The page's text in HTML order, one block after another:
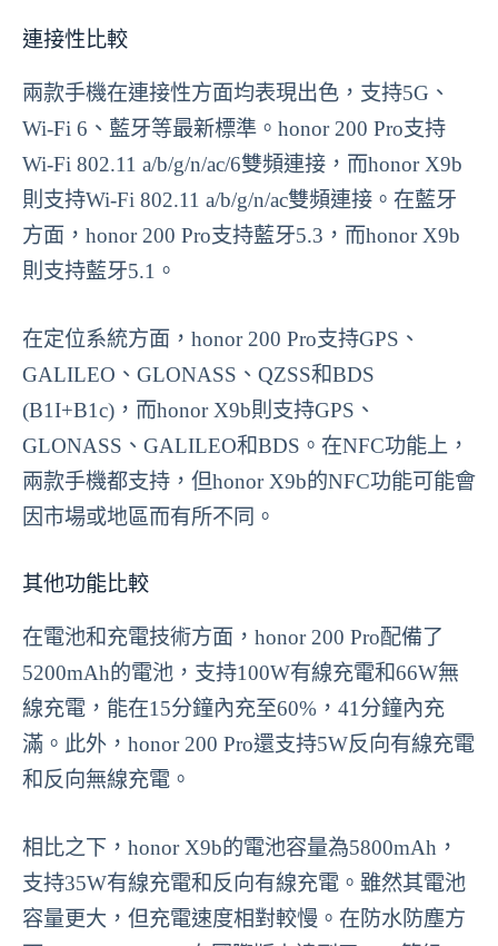
連接性比較
兩款手機在連接性方面均表現出色，支持5G、
Wi-Fi 6、藍牙等最新標準。honor 200 Pro支持
Wi-Fi 802.11 a/b/g/n/ac/6雙頻連接，而honor X9b
則支持Wi-Fi 802.11 a/b/g/n/ac雙頻連接。在藍牙
方面，honor 200 Pro支持藍牙5.3，而honor X9b
則支持藍牙5.1。
在定位系統方面，honor 200 Pro支持GPS、
GALILEO、GLONASS、QZSS和BDS
(B1I+B1c)，而honor X9b則支持GPS、
GLONASS、GALILEO和BDS。在NFC功能上，
兩款手機都支持，但honor X9b的NFC功能可能會
因市場或地區而有所不同。
其他功能比較
在電池和充電技術方面，honor 200 Pro配備了
5200mAh的電池，支持100W有線充電和66W無
線充電，能在15分鐘內充至60%，41分鐘內充
滿。此外，honor 200 Pro還支持5W反向有線充電
和反向無線充電。
相比之下，honor X9b的電池容量為5800mAh，
支持35W有線充電和反向有線充電。雖然其電池
容量更大，但充電速度相對較慢。在防水防塵方